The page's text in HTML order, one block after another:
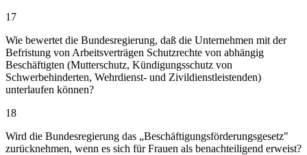
17
Wie bewertet die Bundesregierung, daß die Unternehmen mit der
Befristung von Arbeitsverträgen Schutzrechte von abhängig
Beschäftigten (Mutterschutz, Kündigungsschutz von
Schwerbehinderten, Wehrdienst- und Zivildienstleistenden)
unterlaufen können?
18
Wird die Bundesregierung das „Beschäftigungsförderungsgesetz"
zurücknehmen, wenn es sich für Frauen als benachteiligend erweist?